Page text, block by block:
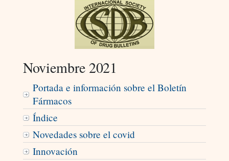
Noviembre 2021
Portada e información sobre el Boletín
Fármacos
Índice
Novedades sobre el covid
Innovación